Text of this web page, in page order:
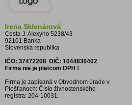
Irena Sklenárová
Cesta J. Alexyho 5238/43
92101 Banka
Slovenská republika
IČO: 37472208 DIČ: 1044830402
Firma nie je platcom DPH !
Firma je zapísaná v Obvodnom úrade v
Piešťanoch: Číslo živnostenského
registra: 204-10031.